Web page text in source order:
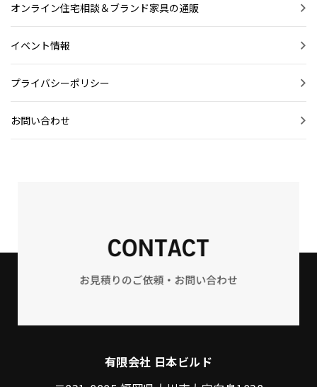
オンライン住宅相談＆ブランド家具の通販
イベント情報
プライバシーポリシー
お問い合わせ
有限会社 日本ビルド